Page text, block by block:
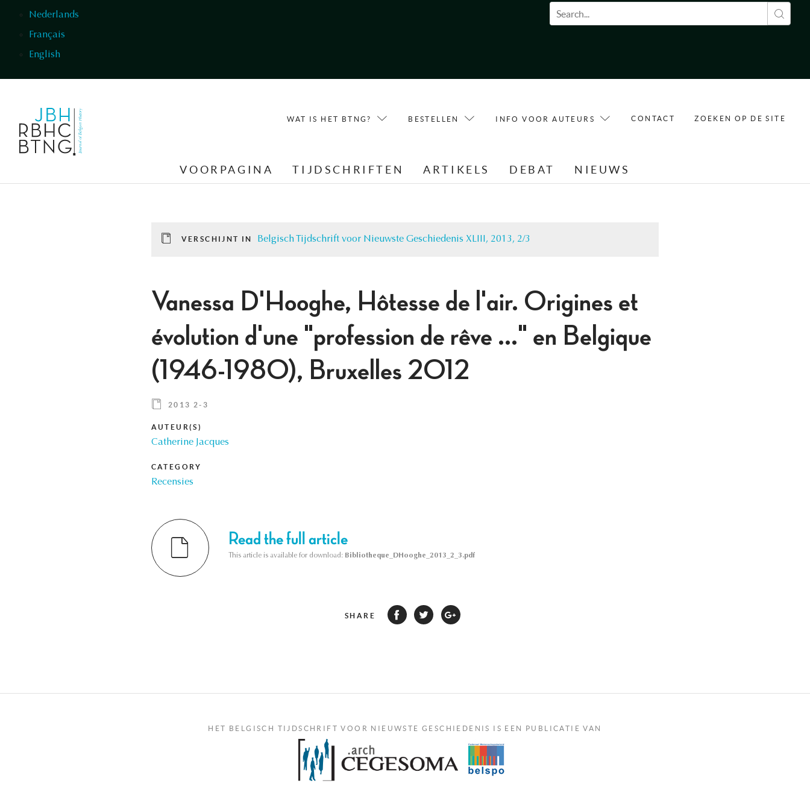
Nederlands
Français
English
Zoekveld
WAT IS HET BTNG? BESTELLEN INFO VOOR AUTEURS CONTACT ZOEKEN OP DE SITE
VOORPAGINA TIJDSCHRIFTEN ARTIKELS DEBAT NIEUWS
VERSCHIJNT IN Belgisch Tijdschrift voor Nieuwste Geschiedenis XLIII, 2013, 2/3
Vanessa D'Hooghe, Hôtesse de l'air. Origines et
évolution d'une "profession de rêve ..." en Belgique
(1946-1980), Bruxelles 2012
2013 2-3
AUTEUR(S)
Catherine Jacques
CATEGORY
Recensies
Read the full article
This article is available for download: Bibliotheque_DHooghe_2013_2_3.pdf
SHARE
HET BELGISCH TIJDSCHRIFT VOOR NIEUWSTE GESCHIEDENIS IS EEN PUBLICATIE VAN